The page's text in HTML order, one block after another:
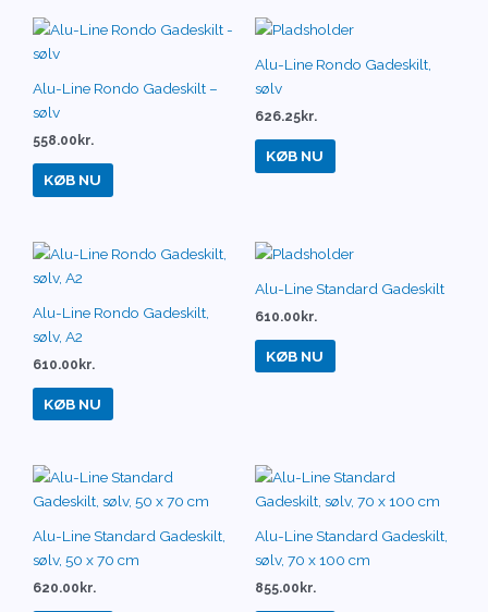
Alu-Line Rondo Gadeskilt –
sølv
558.00 kr.
KØB NU
Alu-Line Rondo Gadeskilt,
sølv
626.25kr.
KØB NU
Alu-Line Rondo Gadeskilt,
sølv, A2
610.00kr.
KØB NU
Alu-Line Standard Gadeskilt
610.00kr.
KØB NU
Alu-Line Standard Gadeskilt,
sølv, 50 x 70 cm
620.00 kr.
Alu-Line Standard Gadeskilt,
sølv, 70 x 100 cm
855.00 kr.